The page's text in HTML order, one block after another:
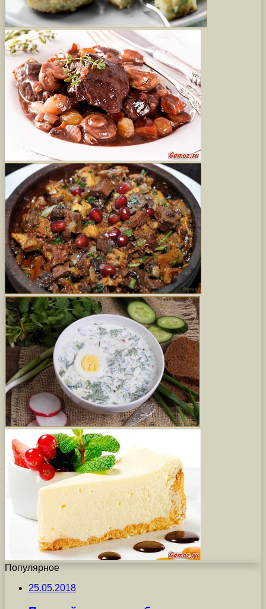
Популярное
25.05.2018